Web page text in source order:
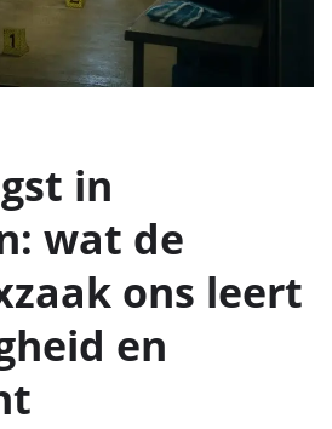
in
wat de
ons leert
en